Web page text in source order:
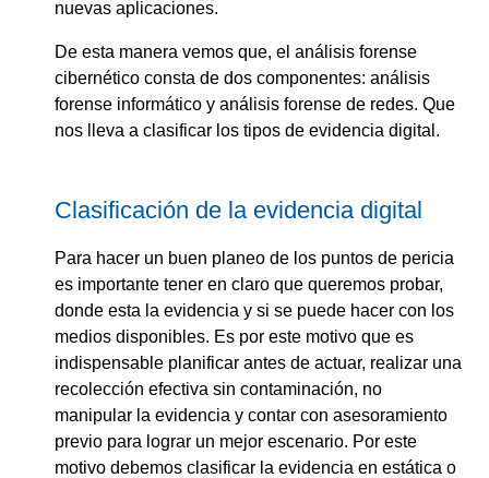
nuevas aplicaciones.
De esta manera vemos que, el análisis forense
cibernético consta de dos componentes: análisis
forense informático y análisis forense de redes. Que
nos lleva a clasificar los tipos de evidencia digital.
Clasificación de la evidencia digital
Para hacer un buen planeo de los puntos de pericia
es importante tener en claro que queremos probar,
donde esta la evidencia y si se puede hacer con los
medios disponibles. Es por este motivo que es
indispensable planificar antes de actuar, realizar una
recolección efectiva sin contaminación, no
manipular la evidencia y contar con asesoramiento
previo para lograr un mejor escenario. Por este
motivo debemos clasificar la evidencia en estática o